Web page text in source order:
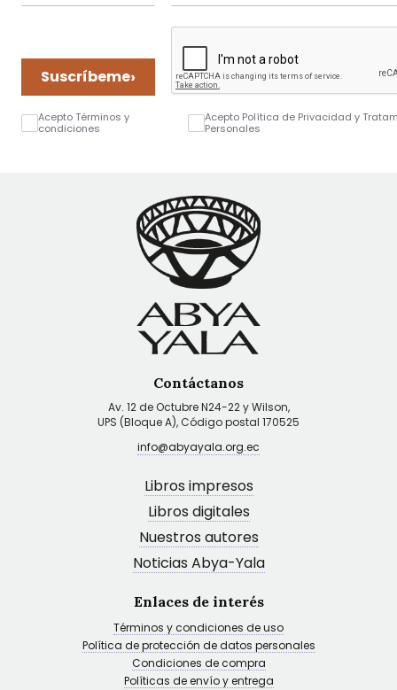
Suscríbeme›
Acepto Términos y
condiciones
Acepto Política de Privacidad y
Personales
Contáctanos
Av. 12 de Octubre N24-22 y Wilson,
UPS (Bloque A), Código postal 170525
info@abyayala.org.ec
Libros impresos
Libros digitales
Nuestros autores
Noticias Abya-Yala
Enlaces de interés
Términos y condiciones de uso
Política de protección de datos personales
Condiciones de compra
Políticas de envío y entrega